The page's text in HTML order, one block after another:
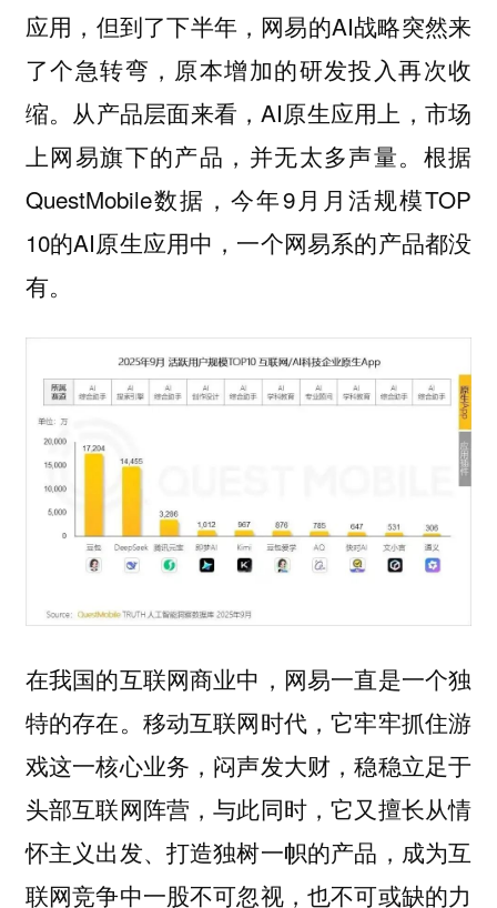
应用，但到了下半年，网易的AI战略突然来
了个急转弯，原本增加的研发投入再次收
缩。从产品层面来看，AI原生应用上，市场
上网易旗下的产品，并无太多声量。根据
QuestMobile数据，今年9月月活规模TOP
10的AI原生应用中，一个网易系的产品都没
有。
在我国的互联网商业中，网易一直是一个独
特的存在。移动互联网时代，它牢牢抓住游
戏这一核心业务，闷声发大财，稳稳立足于
头部互联网阵营，与此同时，它又擅长从情
怀主义出发、打造独树一帜的产品，成为互
联网竞争中一股不可忽视，也不可或缺的力